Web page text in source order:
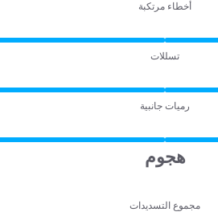
أخطاء مرتكبة
تسللات
رميات جانبية
هجوم
مجموع التسديدات